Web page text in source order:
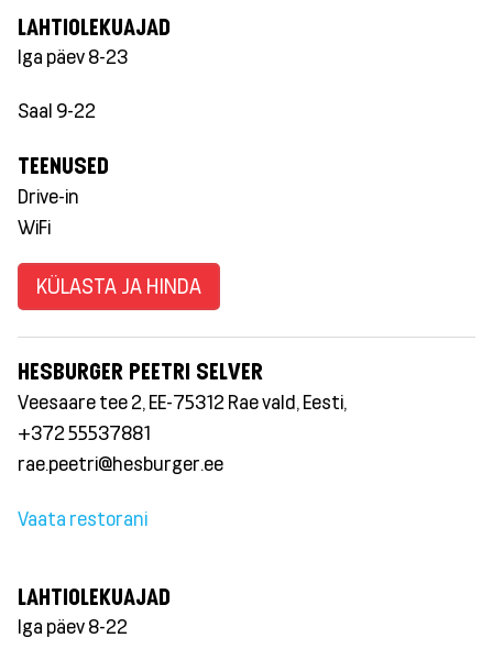
LAHTIOLEKUAJAD
Iga päev 8-23
Saal 9-22
TEENUSED
Drive-in
WiFi
KÜLASTA JA HINDA
HESBURGER PEETRI SELVER
Veesaare tee 2, EE-75312 Rae vald, Eesti,
+372 55537881
rae.peetri@hesburger.ee
Vaata restorani
LAHTIOLEKUAJAD
Iga päev 8-22